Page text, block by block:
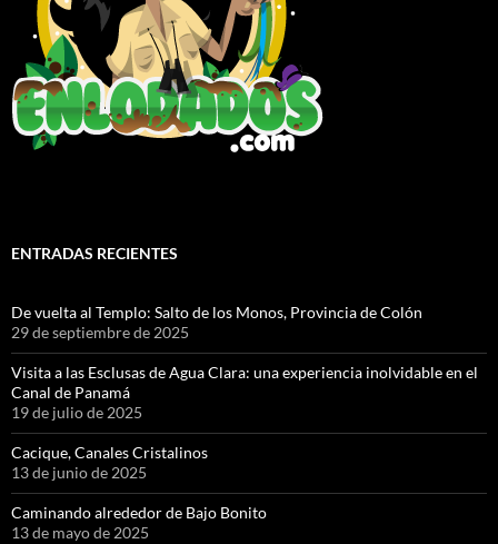
ENTRADAS RECIENTES
De vuelta al Templo: Salto de los Monos, Provincia de Colón
29 de septiembre de 2025
Visita a las Esclusas de Agua Clara: una experiencia inolvidable en el
Canal de Panamá
19 de julio de 2025
Cacique, Canales Cristalinos
13 de junio de 2025
Caminando alrededor de Bajo Bonito
13 de mayo de 2025